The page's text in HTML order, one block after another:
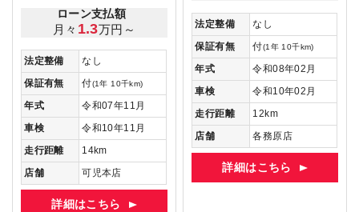
ローン支払額
月々 1.3万円～
法定整備
なし
保証有無
付(1年 10千km)
年式
令和07年11月
車検
令和10年11月
走行距離
14km
店舗
可児本店
詳細はこちら
法定整備
なし
保証有無
付(1年 10千km)
年式
令和08年02月
車検
令和10年02月
走行距離
12km
店舗
各務原店
詳細はこちら